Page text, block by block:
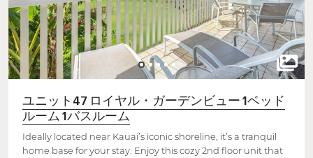
ユニット47 ロイヤル・ガーデンビュー 1ベッド
ルーム 1バスルーム
Ideally located near Kauai’s iconic shoreline, it’s a tranquil
home base for your stay. Enjoy this cozy 2nd floor unit that